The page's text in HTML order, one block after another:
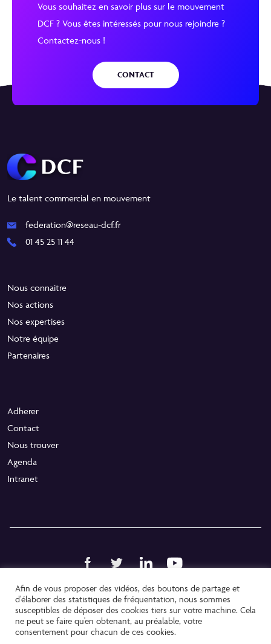
Vous souhaitez en savoir plus sur le mouvement
DCF ? Vous êtes intéressés pour nous rejoindre ?
Contactez-nous !
CONTACT
Le talent commercial en mouvement
federation@reseau-dcf.fr
01 45 25 11 44
Nous connaitre
Nos actions
Nos expertises
Notre équipe
Partenaires
Adherer
Contact
Nous trouver
Agenda
Intranet
Politique de confidentialité
Mentions légales
Afin de vous proposer des vidéos, des boutons de partage et
d'élaborer des statistiques de fréquentation, nous sommes
susceptibles de déposer des cookies tiers sur votre machine. Cela
ne peut se faire qu'en obtenant, au préalable, votre
consentement pour chacun de ces cookies.